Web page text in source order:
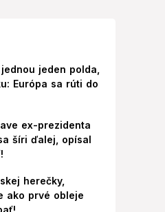
jeden polda,
Európa sa rúti do
ex-prezidenta
šíri ďalej, opísal
herečky,
ako prvé obleje